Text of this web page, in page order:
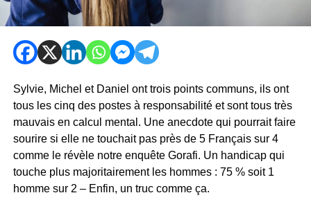
Sylvie, Michel et Daniel ont trois points communs, ils ont
tous les cinq des postes à responsabilité et sont tous très
mauvais en calcul mental. Une anecdote qui pourrait faire
sourire si elle ne touchait pas près de 5 Français sur 4
comme le révèle notre enquête Gorafi. Un handicap qui
touche plus majoritairement les hommes : 75 % soit 1
homme sur 2 – Enfin, un truc comme ça.